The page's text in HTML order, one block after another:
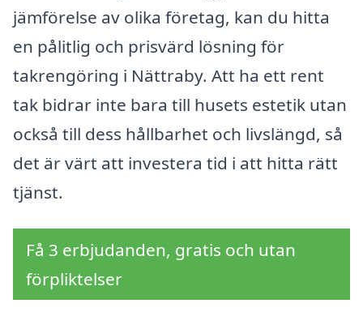
jämförelse av olika företag, kan du hitta
en pålitlig och prisvärd lösning för
takrengöring i Nättraby. Att ha ett rent
tak bidrar inte bara till husets estetik utan
också till dess hållbarhet och livslängd, så
det är värt att investera tid i att hitta rätt
tjänst.
Få 3 erbjudanden, gratis och utan
förpliktelser